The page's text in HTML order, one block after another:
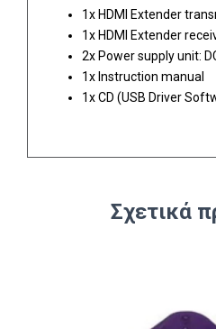
1x HDMI Extender
1x HDMI Extender
2x Power supply unit:
1x Instruction manual
1x CD (USB Driver
Σχετικά